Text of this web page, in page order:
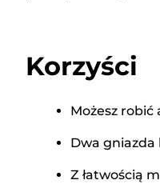
Korzyści
Możesz
Dwa gniazda
Z łatwością